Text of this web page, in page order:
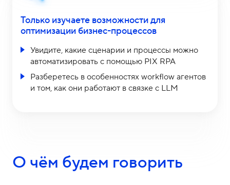
Только изучаете возможности для
оптимизации бизнес-процессов
Увидите, какие сценарии и процессы можно
автоматизировать с помощью PIX RPA
Разберетесь в особенностях workflow агентов
и том, как они работают в связке с LLM
О чём будем говорить